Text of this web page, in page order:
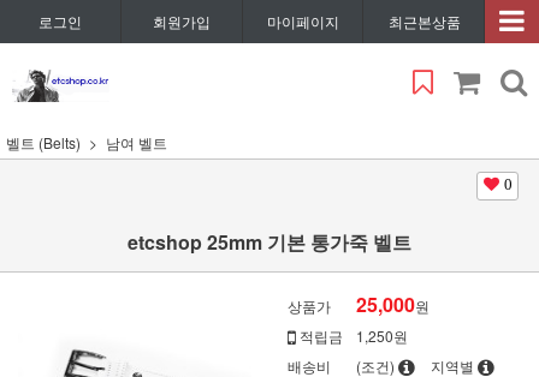
로그인 회원가입 마이페이지 최근본상품
벨트 (Belts) 남여 벨트
0
etcshop 25mm 기본 통가죽 벨트
상품가 25,000원
적립금
1,250원
배송비
(조건) 지역별